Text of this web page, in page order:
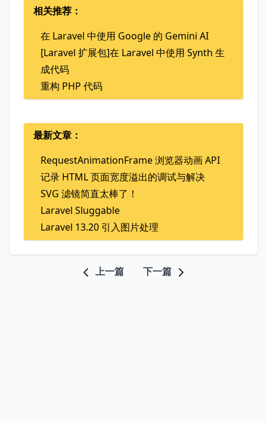
相关推荐：
在 Laravel 中使用 Google 的 Gemini AI
[Laravel 扩展包]在 Laravel 中使用 Synth 生
成代码
重构 PHP 代码
最新文章：
RequestAnimationFrame 浏览器动画 API
记录 HTML 页面宽度溢出的调试与解决
SVG 滤镜简直太棒了！
Laravel Sluggable
Laravel 13.20 引入图片处理
上一篇 下一篇